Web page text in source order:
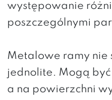
występowanie
poszczególnymi
Metalowe ramy nie
jednolite. Mogą
a na powierzchni